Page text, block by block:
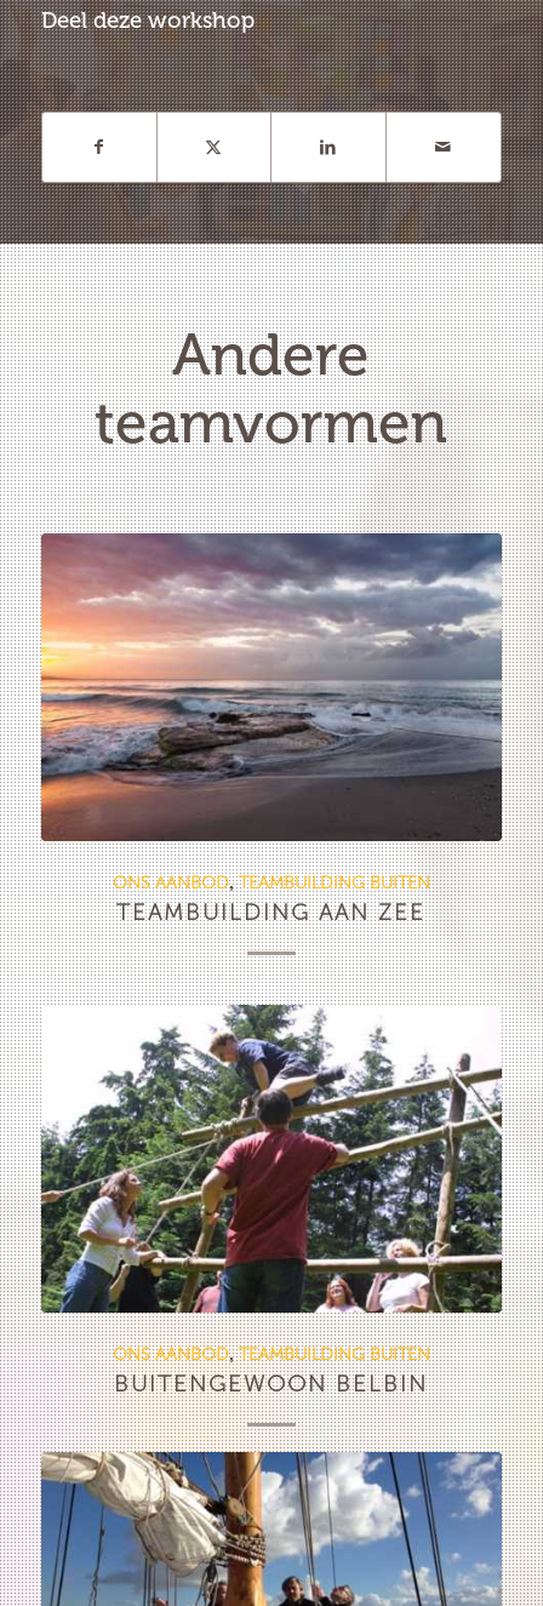
Deel deze workshop
Andere
teamvormen
ONS AANBOD,TEAMBUILDING BUITEN
TEAMBUILDING AAN ZEE
ONS AANBOD,TEAMBUILDING BUITEN
BUITENGEWOON BELBIN